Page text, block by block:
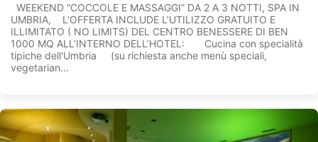
della cromoterapia.
Alle pareti, proiezioni di immagini evocative contribuiranno al
rilassamento con l’accompagnamento di melodie prese a
prestito dalla musicoterapia.
3 ampie docce emozionali, rivestite con mosaici vetrosi
dell’isola di Murano, offrono un’ampia gamma di trattamenti:
idromassaggi con acqua calda al mango
idromassaggi acqua calda e fredda
massaggi laterali
docce di contrasto.
WEEKEND “COCCOLE E MASSAGGI” DA 2 A 3 NOTTI, SPA IN
UMBRIA, L’OFFERTA INCLUDE L’UTILIZZO GRATUITO E
ILLIMITATO ( NO LIMITS) DEL CENTRO BENESSERE DI BEN
1000 MQ ALL’INTERNO DELL’HOTEL: Cucina con specialità
tipiche dell'Umbria (su richiesta anche menù speciali,
vegetarian...